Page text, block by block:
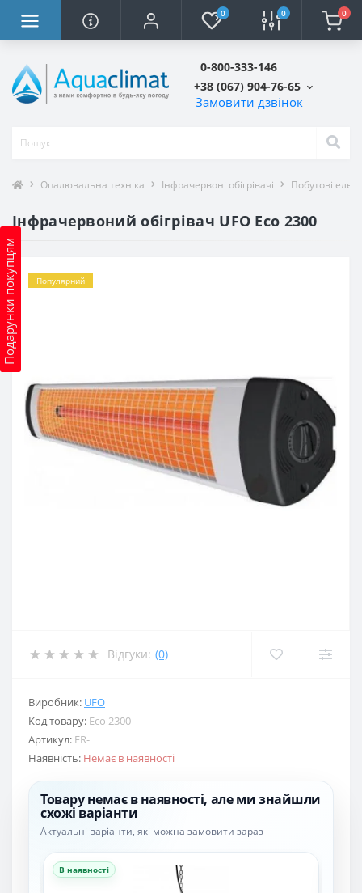
0 0 0
0-800-333-146
+38 (067) 904-76-65
Замовити дзвінок
Подарунки покупцям
Опалювальна техніка Інфрачервоні обігрівачі Побутові
Інфрачервоний обігрівач UFO Eco 2300
Популярний
Відгуки: (0)
Виробник: UFO
Код товару: Eco 2300
Артикул: ER-
Наявність: Немає в наявності
Товару немає в наявності, але ми знайшли
схожі варіанти
Актуальні варіанти, які можна замовити зараз
В наявності